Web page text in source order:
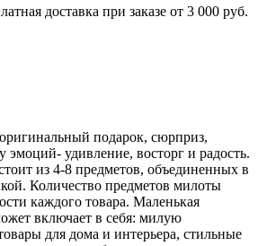
доставка при заказе от 3 000 руб.
подарок, сюрприз,
эмоций- удивление, восторг и радость.
из 4-8 предметов, объединенных в
Количество предметов милоты
каждого товара. Маленькая
включает в себя: милую
для дома и интерьера, стильные